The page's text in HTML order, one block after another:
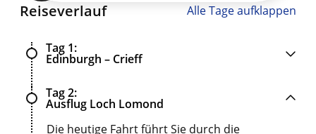
Reiseverlauf Alle Tage aufklappen
Tag 1
Edinburgh – Crieff
Tag 2
Ausflug Loch Lomond
Die heutige Fahrt führt Sie durch die